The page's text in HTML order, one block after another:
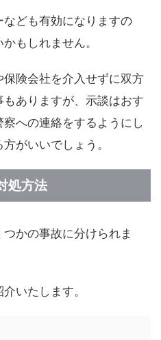
ども有効になりますの
もしれません。
険会社を介入せずに双方
ありますが、示談はおす
への連絡をするようにし
がいいでしょう。
処方法
かの事故に分けられま
いたします。